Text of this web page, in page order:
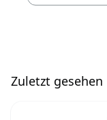
Zuletzt gesehen